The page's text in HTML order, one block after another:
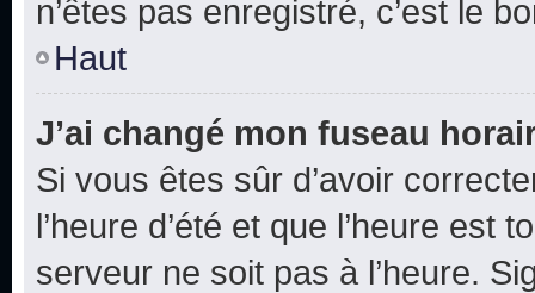
n’êtes pas enregistré, c’est le
Haut
J’ai changé mon fuseau
Si vous êtes sûr d’avoir
l’heure d’été et que l’heure est
serveur ne soit pas à l’heure.